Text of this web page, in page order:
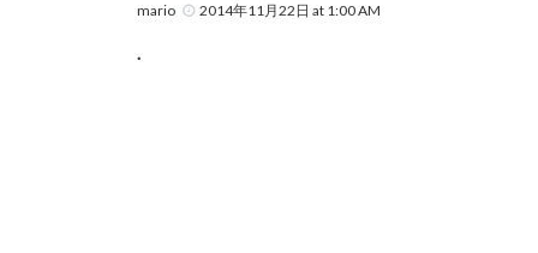
mario 2014年11月22日 at 1:00 AM
.